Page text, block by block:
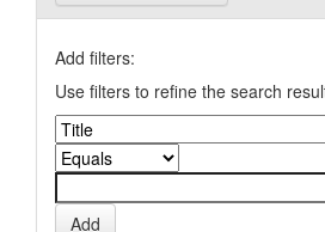
Add filters:
Use filters to refine the search